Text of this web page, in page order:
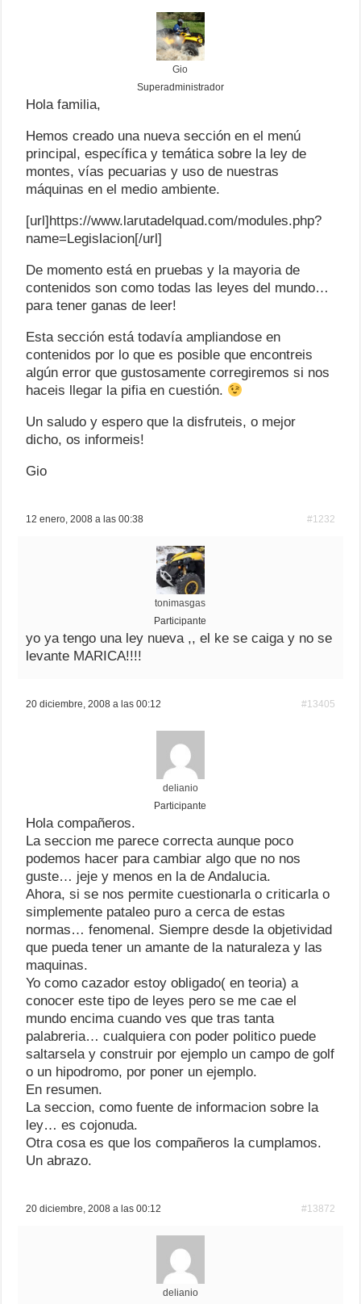
Gio
Superadministrador
Hola familia,
Hemos creado una nueva sección en el menú
principal, específica y temática sobre la ley de
montes, vías pecuarias y uso de nuestras
máquinas en el medio ambiente.
[url]https://www.larutadelquad.com/modules.php?
name=Legislacion[/url]
De momento está en pruebas y la mayoria de
contenidos son como todas las leyes del mundo…
para tener ganas de leer!
Esta sección está todavía ampliandose en
contenidos por lo que es posible que encontreis
algún error que gustosamente corregiremos si nos
haceis llegar la pifia en cuestión.
Un saludo y espero que la disfruteis, o mejor
dicho, os informeis!
Gio
12 enero, 2008 a las 00:38 #1232
tonimasgas
Participante
yo ya tengo una ley nueva ,, el ke se caiga y no se
levante MARICA!!!!
20 diciembre, 2008 a las 00:12 #13405
delianio
Participante
Hola compañeros.
La seccion me parece correcta aunque poco
podemos hacer para cambiar algo que no nos
guste… jeje y menos en la de Andalucia.
Ahora, si se nos permite cuestionarla o criticarla o
simplemente pataleo puro a cerca de estas
normas… fenomenal. Siempre desde la objetividad
que pueda tener un amante de la naturaleza y las
maquinas.
Yo como cazador estoy obligado( en teoria) a
conocer este tipo de leyes pero se me cae el
mundo encima cuando ves que tras tanta
palabreria… cualquiera con poder politico puede
saltarsela y construir por ejemplo un campo de golf
o un hipodromo, por poner un ejemplo.
En resumen.
La seccion, como fuente de informacion sobre la
ley… es cojonuda.
Otra cosa es que los compañeros la cumplamos.
Un abrazo.
20 diciembre, 2008 a las 00:12 #13872
delianio